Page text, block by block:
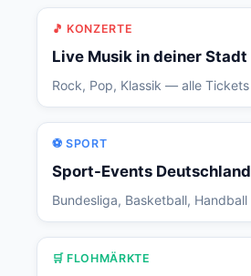
🎵 KONZERTE
Live Musik in deiner Stadt
Rock, Pop, Klassik — alle Tickets
⚽ SPORT
Sport-Events Deutschland
Bundesliga, Basketball, Handball
🛒 FLOHMÄRKTE